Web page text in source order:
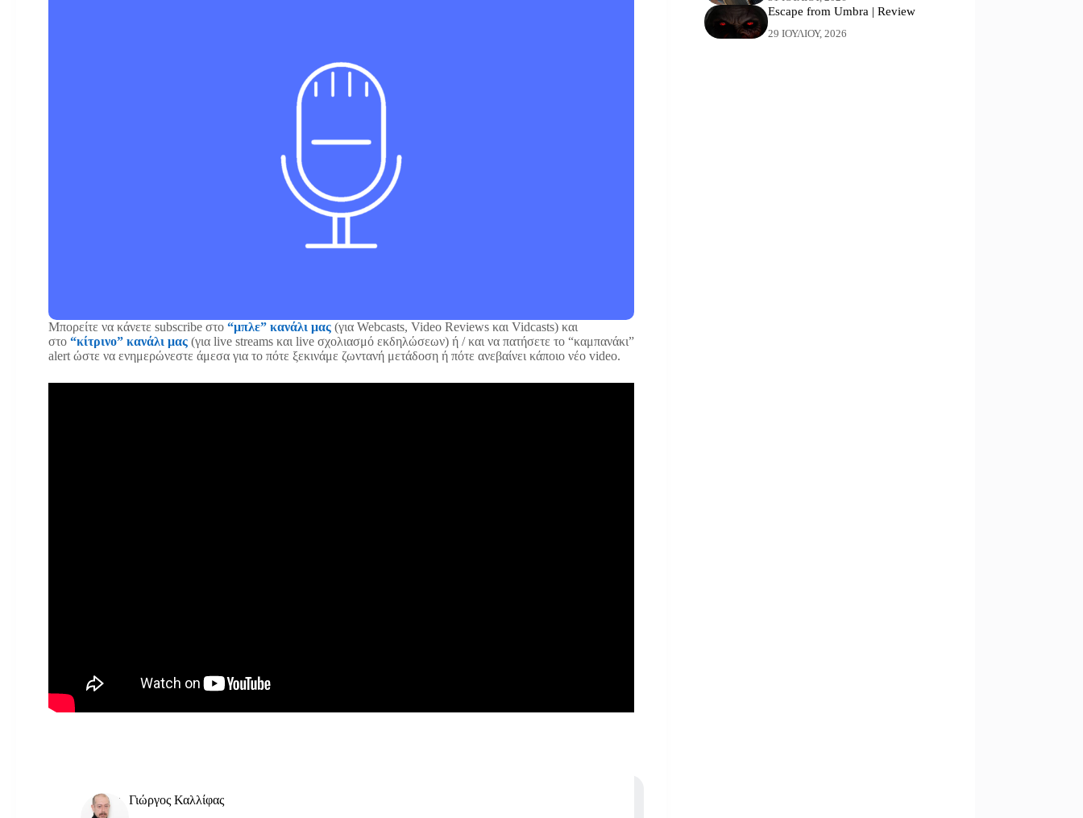
Μπορείτε να κάνετε subscribe στο “μπλε” κανάλι μας (για Webcasts, Video Reviews και Vidcasts) και
στο “κίτρινο” κανάλι μας (για live streams και live σχολιασμό εκδηλώσεων) ή / και να πατήσετε το “καμπανάκι”
alert ώστε να ενημερώνεστε άμεσα για το πότε ξεκινάμε ζωντανή μετάδοση ή πότε ανεβαίνει κάποιο νέο video.
Γιώργος Καλλίφας
Escape from Umbra | Review
29 ΙΟΥΛΊΟΥ, 2026